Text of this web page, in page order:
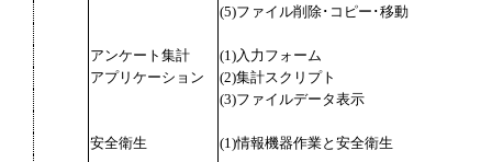
(5)ファイル削除･コピー･移動
アンケート集計
(1)入力フォーム
アプリケーション
(2)集計スクリプト
(3)ファイルデータ表示
安全衛生 (1)情報機器作業と安全衛生